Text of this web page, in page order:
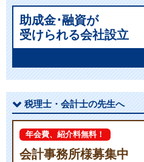
助成金･融資が
受けられる会社設立
税理士・会計士の先生へ
年会費、紹介料無料！
会計事務所様募集中